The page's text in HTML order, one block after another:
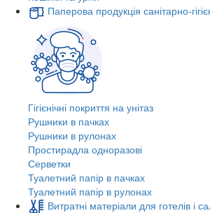
Паперова продукція санітарно-
Гігієнічні покриття на унітаз
Рушники в пачках
Рушники в рулонах
Простирадла одноразові
Серветки
Туалетний папір в пачках
Туалетний папір в рулонах
Витратні матеріали для готелів і